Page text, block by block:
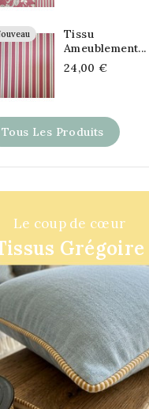
Tissu
Ameublement...
24,00 €
Tous Les Produits
Le coup de cœur
Grégoire